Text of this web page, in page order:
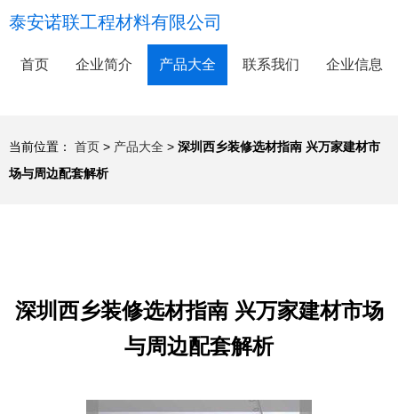
泰安诺联工程材料有限公司
首页 企业简介 产品大全 联系我们 企业信息
当前位置： 首页 > 产品大全 > 深圳西乡装修选材指南 兴万家建材市
场与周边配套解析
深圳西乡装修选材指南 兴万家建材市场
与周边配套解析